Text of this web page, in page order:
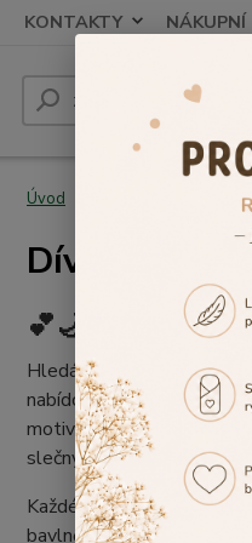
KONTAKTY NÁKUPNÍ
Úvod Kojenecké a dětské
Dívčí
💕🌙 Pyžamo
Hledáte pohodlné dívčí
nabídce Dětský svět
motivy. Našedívčí pyžama
slečny.
Každédívčí pyžamo
bavlněný materiál je